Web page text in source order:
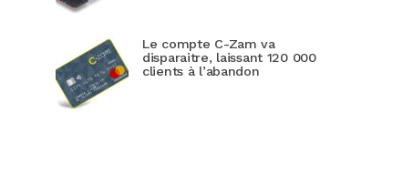
Le compte C-Zam va
disparaitre, laissant 120 000
clients à l’abandon